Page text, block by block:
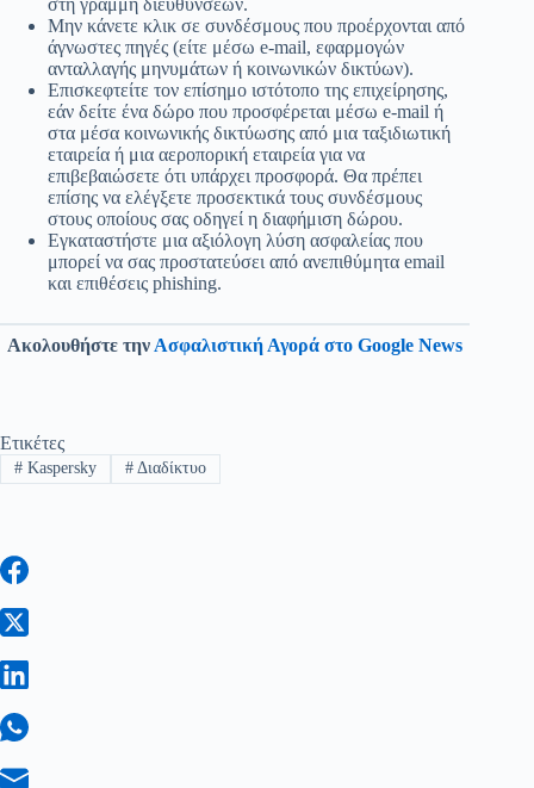
στη γραμμή διευθύνσεων.
Μην κάνετε κλικ σε συνδέσμους που προέρχονται από
άγνωστες πηγές (είτε μέσω e-mail, εφαρμογών
ανταλλαγής μηνυμάτων ή κοινωνικών δικτύων).
Επισκεφτείτε τον επίσημο ιστότοπο της επιχείρησης,
εάν δείτε ένα δώρο που προσφέρεται μέσω e-mail ή
στα μέσα κοινωνικής δικτύωσης από μια ταξιδιωτική
εταιρεία ή μια αεροπορική εταιρεία για να
επιβεβαιώσετε ότι υπάρχει προσφορά. Θα πρέπει
επίσης να ελέγξετε προσεκτικά τους συνδέσμους
στους οποίους σας οδηγεί η διαφήμιση δώρου.
Εγκαταστήστε μια αξιόλογη λύση ασφαλείας που
μπορεί να σας προστατεύσει από ανεπιθύμητα email
και επιθέσεις phishing.
Ακολουθήστε την Ασφαλιστική Αγορά στο Google News
Ετικέτες
#Kaspersky #Διαδίκτυο